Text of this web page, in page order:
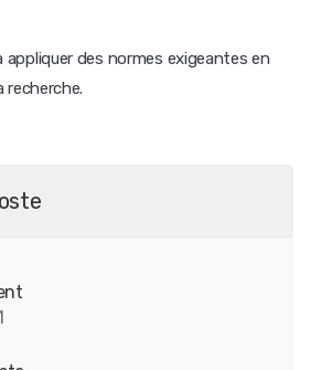
appliquer des normes exigeantes en
recherche.